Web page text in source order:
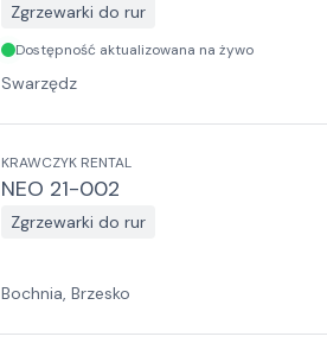
Zgrzewarki do rur
Dostępność aktualizowana na żywo
Swarzędz
KRAWCZYK RENTAL
NEO 21-002
Zgrzewarki do rur
Bochnia, Brzesko